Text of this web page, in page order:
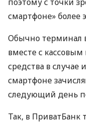
смартфоне» более
Обычно терминал
вместе с
средства в случае
смартфоне
следующий день
Так, в ПриватБанк